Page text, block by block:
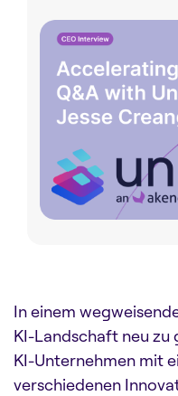
In einem
KI-Landschaft neu zu
KI-Unternehmen mit
verschiedenen